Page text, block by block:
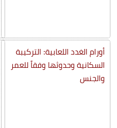
أورام الغدد اللعابية: التركيبة
السكانية وحدوثها وفقاً للعمر
والجنس